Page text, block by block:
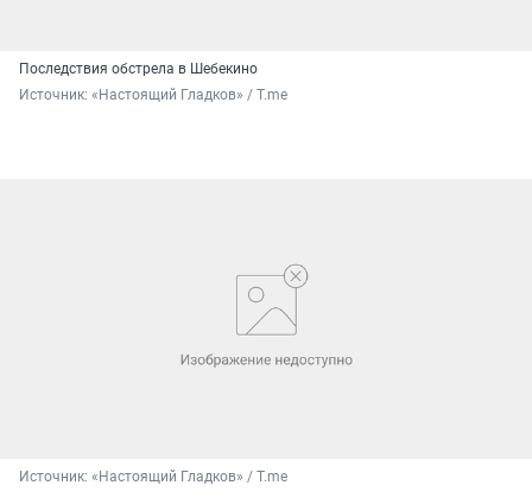
Последствия обстрела в Шебекино
Источник: «Настоящий Гладков» / T.me
Источник: «Настоящий Гладков» / T.me